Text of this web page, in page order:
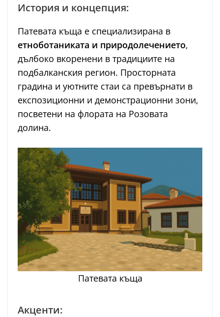
История и концепция:
Патевата къща е специализирана в
етноботаниката и природолечението,
дълбоко вкоренени в традициите на
подбалканския регион. Просторната
градина и уютните стаи са превърнати в
експозиционни и демонстрационни зони,
посветени на флората на Розовата
долина.
Патевата къща
Акценти: